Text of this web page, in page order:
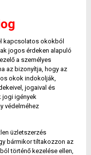
kapcsolatos okokból
jogos érdeken alapuló
a személyes
az bizonyítja, hogy az
okok indokolják,
jogaival és
jogi igények
védelméhez
üzletszerzés
bármikor tiltakozzon az
történő kezelése ellen,